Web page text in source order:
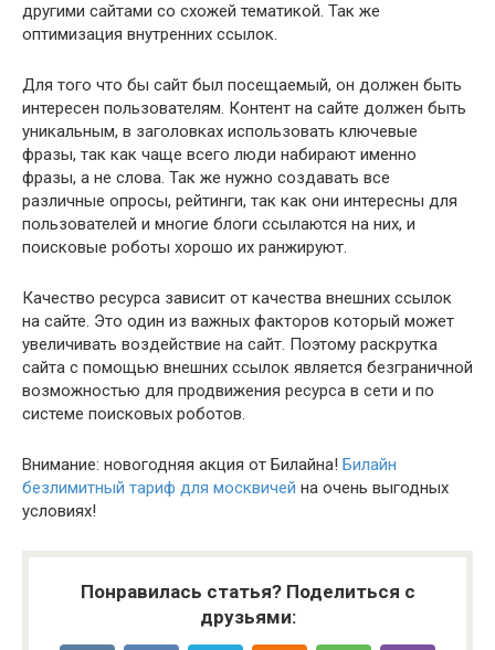
другими сайтами со схожей тематикой. Так же
оптимизация внутренних ссылок.
Для того что бы сайт был посещаемый, он должен быть
интересен пользователям. Контент на сайте должен быть
уникальным, в заголовках использовать ключевые
фразы, так как чаще всего люди набирают именно
фразы, а не слова. Так же нужно создавать все
различные опросы, рейтинги, так как они интересны для
пользователей и многие блоги ссылаются на них, и
поисковые роботы хорошо их ранжируют.
Качество ресурса зависит от качества внешних ссылок
на сайте. Это один из важных факторов который может
увеличивать воздействие на сайт. Поэтому раскрутка
сайта с помощью внешних ссылок является безграничной
возможностью для продвижения ресурса в сети и по
системе поисковых роботов.
Внимание: новогодняя акция от Билайна! Билайн
безлимитный тариф для москвичей на очень выгодных
условиях!
Понравилась статья? Поделиться с
друзьями: